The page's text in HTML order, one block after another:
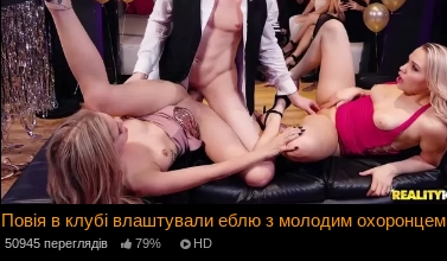
Повія в клубі влаштували еблю з молодим охоронцем
50945 переглядів 79% HD